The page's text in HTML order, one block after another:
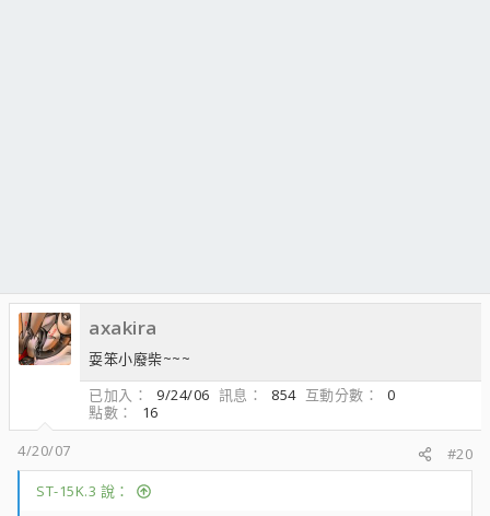
axakira
耍笨小廢柴~~~
已加入
9/24/06 訊息 854 互動分數
0
點數
16
4/20/07
#20
ST-15K.3 說：